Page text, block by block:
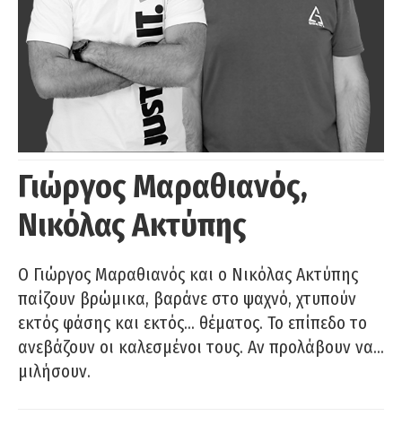
Γιώργος Μαραθιανός,
Νικόλας Ακτύπης
Ο Γιώργος Μαραθιανός και ο Νικόλας Ακτύπης
παίζουν βρώμικα, βαράνε στο ψαχνό, χτυπούν
εκτός φάσης και εκτός… θέματος. Το επίπεδο το
ανεβάζουν οι καλεσμένοι τους. Αν προλάβουν να…
μιλήσουν.